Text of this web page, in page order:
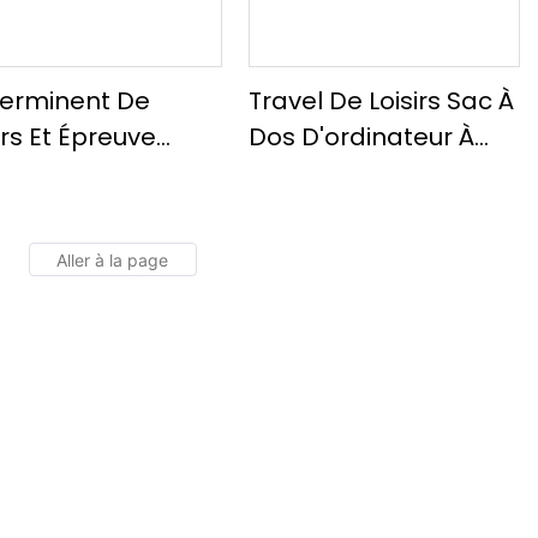
De
Et Épreuve
Travel De Loisirs Sac À
Dos D'ordinateur À